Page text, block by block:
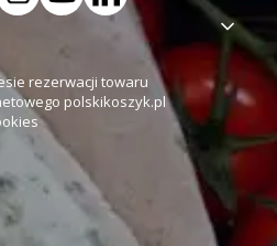
rezerwacji towaru
polskikoszyk.pl